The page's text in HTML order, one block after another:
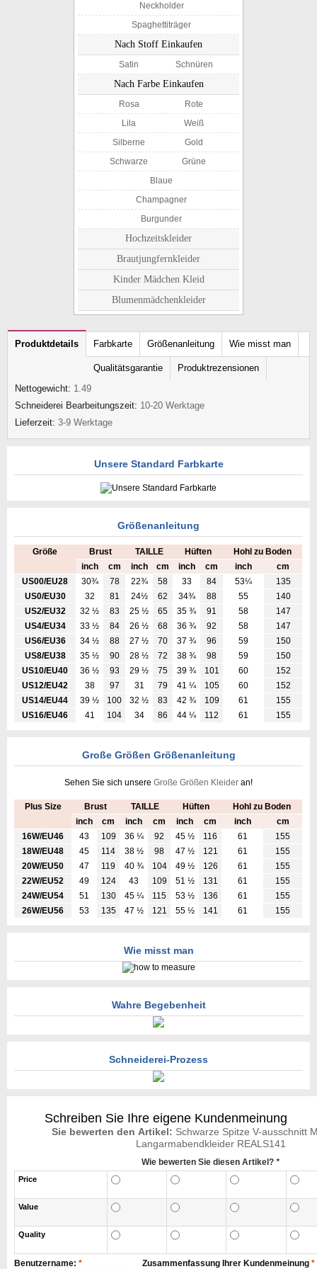
Neckholder
Spaghettiträger
Nach Stoff Einkaufen
Satin Schnüren
Nach Farbe Einkaufen
Rosa
Rote
Lila
Weiß
Silberne
Gold
Schwarze
Grüne
Blaue
Champagner
Burgunder
Hochzeitskleider
Brautjungfernkleider
Kinder Mädchen Kleid
Blumenmädchenkleider
Produktdetails Farbkarte Größenanleitung Wie misst man
Qualitätsgarantie
Produktrezensionen
Nettogewicht: 1.49
Schneiderei Bearbeitungszeit: 10-20 Werktage
Lieferzeit: 3-9 Werktage
Unsere Standard Farbkarte
Größenanleitung
Größe Brust TAILLE Hüften
Hohl zu Boden
inch
cm inch cm inch cm inch
cm
US00/EU28
30¾ 78 22¾ 58 33 84 53¼
135
US0/EU30
32 81 24½ 62 34¾ 88 55
140
US2/EU32
32 ½ 83 25 ½ 65 35 ¾ 91 58
147
US4/EU34
33 ½ 84 26 ½ 68 36 ¾ 92 58
147
US6/EU36
34 ½ 88 27 ½ 70 37 ¾ 96 59
150
US8/EU38
35 ½ 90 28 ½ 72 38 ¾ 98 59
150
US10/EU40
36 ½ 93 29 ½ 75 39 ¾ 101 60
152
US12/EU42
38 97 31 79 41 ¼ 105 60
152
US14/EU44
39 ½ 100 32 ½ 83 42 ¾ 109 61
155
US16/EU46
41 104 34 86 44 ¼ 112 61 155
Große Größen Größenanleitung
Sehen Sie sich unsere Große Größen Kleider an!
Plus Size Brust TAILLE Hüften
Hohl zu Boden
inch
cm inch cm inch cm inch
cm
16W/EU46
43 109 36 ¼ 92 45 ½ 116 61
155
18W/EU48
45 114 38 ½ 98 47 ½ 121 61
155
20W/EU50
47 119 40 ¾ 104 49 ½ 126 61
155
22W/EU52
49 124 43 109 51 ½ 131 61
155
24W/EU54
51 130 45 ¼ 115 53 ½ 136 61
155
26W/EU56
53 135 47 ½ 121 55 ½ 141 61 155
Wie misst man
Wahre Begebenheit
Schneiderei-Prozess
Schreiben Sie Ihre eigene Kundenmeinung
Sie bewerten den Artikel: Schwarze Spitze V-ausschnitt
Langarmabendkleider REALS141
Wie bewerten Sie diesen Artikel? *
Price
Value
Quality
*
Benutzername: *
Zusammenfassung Ihrer Kundenmeinung